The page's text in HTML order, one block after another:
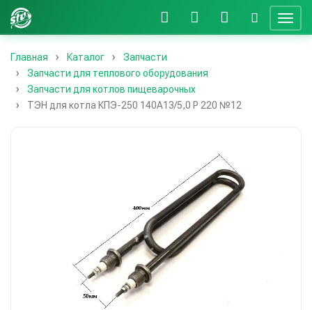
Главная Каталог
Запчасти
Запчасти для теплового оборудования
Запчасти для котлов пищеварочных
ТЭН для котла КПЭ-250 140А13/5,0 Р 220 №12